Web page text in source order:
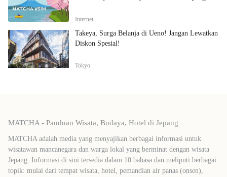
Internet
Takeya, Surga Belanja di Ueno! Jangan Lewatkan
Diskon Spesial!
Tokyo
MATCHA - Panduan Wisata, Budaya, Hotel di Jepang
MATCHA adalah media yang menyajikan berbagai informasi untuk
wisatawan mancanegara dan warga lokal yang berminat dengan wisata
Jepang. Informasi di sini tersedia dalam 10 bahasa dan meliputi berbagai
topik: mulai dari tempat wisata, hotel, pemandian air panas (onsen),